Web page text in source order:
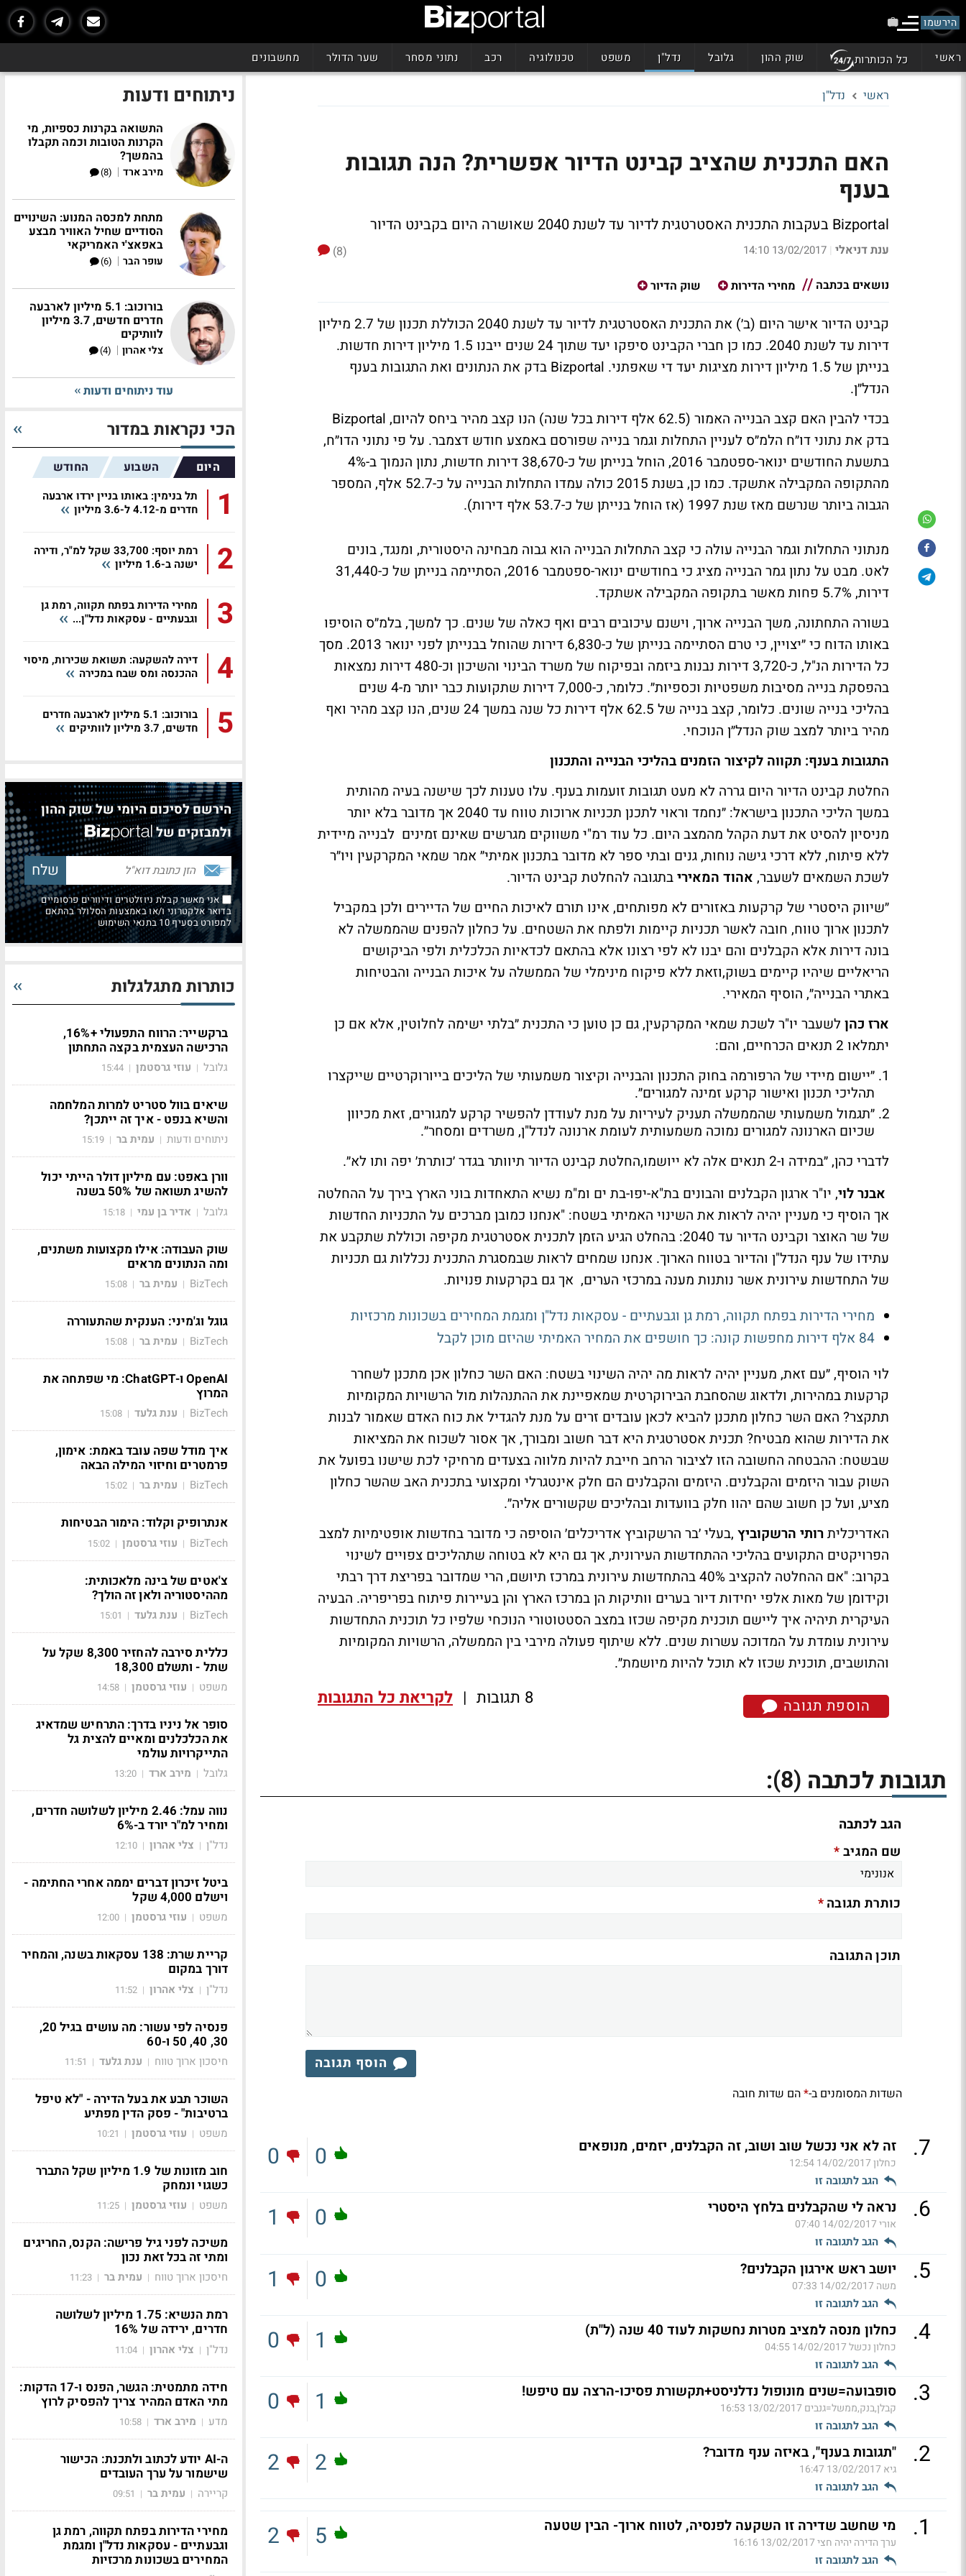
הירשמו
ראשי כל הכותרות שוק ההון גלובל נדל"ן משפט טכנולוגיה רכב נתוני מסחר שער הדולר מחשבונים
ראשי נדל"ן
האם התכנית שהציב קבינט הדיור אפשרית? הנה תגובות
בענף
Bizportal בעקבות התכנית האסטרטגית לדיור עד לשנת 2040 שאושרה היום בקבינט הדיור
ענת דניאלי |
13/02/2017 14:10
(8)
נושאים בכתבה
מחירי הדירות שוק הדיור
קבינט הדיור אישר היום (ב׳) את התכנית האסטרטגית לדיור עד לשנת 2040 הכוללת תכנון של 2.7 מיליון
דירות עד לשנת 2040. כמו כן חברי הקבינט סיפקו יעד שתוך 24 שנים ייבנו 1.5 מיליון דירות חדשות.
בנייתן של 1.5 מיליון דירות מציגות יעד די שאפתני. Bizportal בדק את הנתונים ואת התגובות בענף
הנדל״ן.
בכדי להבין האם קצב הבנייה האמור (62.5 אלף דירות בכל שנה) הנו קצב מהיר ביחס להיום, Bizportal
בדק את נתוני דו״ח הלמ״ס לעניין התחלות וגמר בנייה שפורסם באמצע חודש דצמבר. על פי נתוני הדו״ח,
בתשעת החודשים ינואר-ספטמבר 2016, הוחל בנייתן של כ-38,670 דירות חדשות, נתון הנמוך ב-4%
מהתקופה המקבילה אתשקד. כמו כן, בשנת 2015 כולה עמדו התחלות הבנייה על כ-52.7 אלף, המספר
הגבוה ביותר שנרשם מאז שנת 1997 (אז הוחל בנייתן של כ-53.7 אלף דירות).
מנתוני התחלות וגמר הבנייה עולה כי קצב התחלות הבנייה הוא גבוה מבחינה היסטורית, ומנגד, בונים
לאט. מבט על נתון גמר הבנייה מציג כי בחודשים ינואר-ספטמבר 2016, הסתיימה בנייתן של כ-31,440
דירות, 5.7% פחות מאשר בתקופה המקבילה אשתקד.
בשורה התחתונה, משך הבנייה ארוך, וישנם עיכובים רבים ואף כאלה של שנים. כך למשך, בלמ״ס הוסיפו
באותו הדוח כי ״יצויין, כי טרם הסתיימה בנייתן של כ-6,830 דירות שהוחל בבנייתן לפני ינואר 2013. מסך
כל הדירות הנ"ל, כ-3,720 דירות נבנות ביזמה ובפיקוח של משרד הבינוי והשיכון וכ-480 דירות נמצאות
בהפסקת בנייה מסיבות משפטיות וכספיות״. כלומר, כ-7,000 דירות שתקועות כבר יותר מ-4 שנים
בהליכי בנייה שונים. כלומר, קצב בנייה של 62.5 אלף דירות כל שנה במשך 24 שנים, הנו קצב מהיר ואף
מהיר ביותר למצב שוק הנדל״ן הנוכחי.
התגובות בענף: תקווה לקיצור הזמנים בהליכי הבנייה והתכנון
החלטת קבינט הדיור היום גררה לא מעט תגובות זועמות בענף. עלו טענות לכך שישנה בעיה מהותית
במשך הליכי התכנון בישראל: ״נחמד וראוי לתכנן תכניות ארוכות טווח עד 2040 אך מדובר בלא יותר
מניסיון להסיט את דעת הקהל מהמצב היום. כל עוד רמ"י משווקים מגרשים שאינם זמינים לבנייה מיידית
ללא פיתוח, ללא דרכי גישה נוחות, גנים ובתי ספר לא מדובר בתכנון אמיתי״ אמר שמאי המקרקעין ויו״ר
לשכת השמאים לשעבר, אהוד המאיריבתגובה להחלטת קבינט הדיור.
״שיווק היסטרי של קרקעות באזורים לא מפותחים, אינו תורם לאיכות החיים של הדיירים ולכן במקביל
לתכנון ארוך טווח, חובה לאשר תכניות קיימות ולפתח את השטחים. על כחלון להפנים שהממשלה לא
בונה דירות אלא הקבלנים והם יבנו לא לפי רצונו אלא בהתאם לכדאיות הכלכלית ולפי הביקושים
הריאליים שיהיו קיימים בשוק,וזאת ללא פיקוח מינימלי של הממשלה על איכות הבנייה והבטיחות
באתרי הבנייה״, הוסיף המאירי.
ארז כהן לשעבר יו"ר לשכת שמאי המקרקעין, גם כן טוען כי התכנית ״בלתי ישימה לחלוטין, אלא אם כן
יתמלאו 2 תנאים הכרחיים, והם:
״יישום מיידי של הרפורמה בחוק התכנון והבנייה וקיצור משמעותי של הליכים בייורוקרטיים שייקצרו
תהליכי תכנון ואישור קרקע זמינה למגורים״.
״תגמול משמעותי שהממשלה תעניק לעיריות על מנת לעודדן להפשיר קרקע למגורים, זאת מכיוון
שכיום הארנונה למגורים נמוכה משמעותית לעומת ארנונה לנדל"ן, משרדים ומסחר״.
לדברי כהן, ״במידה ו-2 תנאים אלה לא ייושמו,החלטת קבינט הדיור תיוותר בגדר ׳כותרת׳ יפה ותו לא״.
אבנר לוי, יו"ר ארגון הקבלנים והבונים בת"א-יפו-בת ים ומ"מ נשיא התאחדות בוני הארץ בירך על ההחלטה
אך הוסיף כי מעניין יהיה לראות את השינוי האמיתי בשטח: "אנחנו כמובן מברכים על התכניות החדשות
של שר האוצר וקבינט הדיור עד 2040: בהחלט הגיע הזמן לתכנית אסטרטגית מקיפה וכוללת שתקבע את
עתידו של ענף הנדל"ן והדיור בטווח הארוך. אנחנו שמחים לראות שבמסגרת התכנית נכללות גם תכניות
של התחדשות עירונית אשר נותנות מענה במרכזי הערים, אך גם בקרקעות פנויות.
מחירי הדירות בפתח תקווה, רמת גן וגבעתיים - עסקאות נדל"ן ומגמת המחירים בשכונות מרכזיות
84 אלף דירות מחפשות קונה: כך חושפים את המחיר האמיתי שהיזם מוכן לקבל
לוי הוסיף, ״עם זאת, מעניין יהיה לראות מה יהיה השינוי בשטח: האם השר כחלון אכן מתכנן לשחרר
קרקעות במהירות, ולדאוג שהסחבת הבירוקרטית שמאפיינת את ההתנהלות מול הרשויות המקומיות
תתקצר? האם השר כחלון מתכנן להביא לכאן עובדים זרים על מנת להגדיל את כוח האדם שאמור לבנות
את הדירות שהוא מבטיח? תכנית אסטרטגית היא דבר חשוב ומבורך, אך אסור לשכוח את המציאות
שבשטח: ההבטחה החשובה הזו לציבור הרחב חייבת להיות מלווה בצעדים מרחיקי לכת שישנו בפועל את
השוק עבור היזמים והקבלנים. היזמים והקבלנים הם חלק אינטגרלי ומקצועי בתכנית האב שהשר כחלון
מציע, ועל כן חשוב שהם יהוו חלק בוועדות ובהליכים שקשורים אליה״.
האדריכליתרותי הרשקוביץ ,בעלי ׳בר הרשקוביץ אדריכלים׳ הוסיפה כי מדובר בחדשות אופטימיות למצב
הפרויקטים התקועים בהליכי ההתחדשות העירונית, אך גם היא לא בטוחה שתהליכים צפויים לשינוי
בקרוב: "אם ההחלטה להקציב 40% בהתחדשות עירונית במרכז תיושם, הרי שמדובר בפריצת דרך רבתי
וקידומן של מאות אלפי יחידות דיור בערים וותיקות הן במרכז הארץ והן בעיירות פיתוח בפריפריה. הבעיה
העיקרית תיהיה איך ליישם תוכנית מקיפה שכזו במצב הסטטוטורי הנוכחי שלפיו כל תוכנית התחדשות
עירונית עומדת על המדוכה עשרות שנים. ללא שיתוף פעולה מירבי בין הממשלה, הרשויות המקומיות
והתושבים, תוכנית שכזו לא תוכל להיות מיושמת״.
הוספת תגובה 8 תגובות | לקריאת כל התגובות
תגובות לכתבה (8)
:
הגב לכתבה
שם המגיב*
כותרת תגובה*
תוכן התגובה
הוסף תגובה
השדות המסומנים ב-*הם שדות חובה
7
. זה לא אני נכשל שוב ושוב, זה הקבלנים, יזמים, מנופאים
כחלון14/02/2017 12:54
הגב לתגובה זו
0
0
6
. נראה לי שהקבלנים בלחץ היסטרי
אורי14/02/2017 07:40
הגב לתגובה זו
0
1
5
. יושב ראש אירגון הקבלנים?
משה 14/02/2017 07:33
הגב לתגובה זו
0
1
4
. כחלון מנסה למציב מטרות נחשקות לעוד 40 שנה (ל"ת)
כחלון נכשל14/02/2017 04:55
הגב לתגובה זו
1
0
3
. סופבועה=שנים מונופול נדלניסט+תקשורת פסיכו-הרצה עם טיפש!
קבלן,בנק,ממשל=גנבים 13/02/2017 16:53
הגב לתגובה זו
1
0
2
. "תגובות בענף", באיזה ענף מדובר?
גיא 13/02/2017 16:47
הגב לתגובה זו
2
2
1
. מי שחשב שדירה זו השקעה לפנסיה, לטווח ארוך- הבין שטעה
ערך הדירה יהיה חצי13/02/2017 16:16
הגב לתגובה זו
5
2
ניתוחים ודעות
התשואה בקרנות כספיות, מי
הקרנות הטובות וכמה תקבלו
בהמשך?
מירב ארד |
(8)
מתחת למכסה המנוע: השינויים
הסודיים שחיל האוויר מבצע
באפאצ'י האמריקאי
עופר הבר |
(6)
בורוכוב: 5.1 מיליון לארבעה
חדרים חדשים, 3.7 מיליון
לוותיקים
צלי אהרון |
(4)
עוד ניתוחים ודעות
הכי נקראות במדור
היום השבוע החודש
1
תל בנימין: באותו בניין ירדו ארבעה
חדרים מ-4.12 ל-3.6 מיליון
2
רמת יוסף: 33,700 שקל למ"ר, ודירה
ישנה ב-1.6 מיליון
3
מחירי הדירות בפתח תקווה, רמת גן
וגבעתיים - עסקאות נדל"ן...
4
דירה להשקעה: תשואת שכירות, מיסוי
ההכנסה ומס שבח במכירה
5
בורוכוב: 5.1 מיליון לארבעה חדרים
חדשים, 3.7 מיליון לוותיקים
הירשם לסיכום היומי של שוק ההון
ולמבזקים של
אני מאשר קבלת ניוזלטרים ודיוורים פרסומיים
בדואר אלקטרוני ו/או באמצעות הסלולר בהתאם
למפורט בסעיף 10 בתנאי השימוש
כותרות מתגלגלות
ברקשייר: הרווח התפעולי +16%,
הרכישה העצמית בקצה התחתון
גלובל | עוזי גרסטמן |
15:44
שיאים בוול סטריט למרות המלחמה
והשיא בנפט - איך זה ייתכן?
ניתוחים ודעות | עמית בר |
15:19
וורן באפט: עם מיליון דולר הייתי יכול
להשיג תשואה של 50% בשנה
גלובל | אדיר בן עמי |
15:18
שוק העבודה: אילו מקצועות משתנים,
ומה הנתונים מראים
BizTech
| עמית בר |
15:08
גוגל וג'מיני: הענקית שהתעוררה
BizTech
| עמית בר |
15:08
OpenAI ו-ChatGPT: מי שפתחה את
המרוץ
BizTech
| ענת גלעד |
15:08
איך מודל שפה עובד באמת: אימון,
פרמטרים וחיזוי המילה הבאה
BizTech
| עמית בר |
15:02
אנתרופיק וקלוד: הימור הבטיחות
BizTech
| עוזי גרסטמן |
15:02
צ'אטים של בינה מלאכותית:
מההיסטוריה ולאן זה הולך?
BizTech
| ענת גלעד |
15:01
כללית סירבה להחזיר 8,300 שקל על
שתל - ותשלם 18,300
משפט | עוזי גרסטמן |
14:58
סופר אל ניניו בדרך: התרחיש שמדאיג
את הכלכלנים ומאיים להצית גל
התייקרויות עולמי
גלובל | מירב ארד |
13:20
נווה עמל: 2.46 מיליון לשלושה חדרים,
ומחיר למ"ר יורד ב-6%
נדל"ן | צלי אהרון |
12:10
ביטל זיכרון דברים יממה אחרי החתימה -
וישלם 4,000 שקל
משפט | עוזי גרסטמן |
12:00
קריית שרת: 138 עסקאות בשנה, והמחיר
דורך במקום
נדל"ן | צלי אהרון |
11:52
פנסיה לפי עשור: מה עושים בגיל 20,
30, 40, 50 ו-60
חיסכון ארוך טווח | ענת גלעד |
11:51
השוכר תבע את בעל הדירה - "לא טיפל
ברטיבות" - פסק הדין מפתיע
משפט | עוזי גרסטמן |
10:21
חוב מזונות של 1.9 מיליון שקל התברר
כשגוי ונמחק
משפט | עוזי גרסטמן |
11:25
משיכה לפני גיל פרישה: הקנס, החריגים
ומתי זה בכל זאת נכון
חיסכון ארוך טווח | עמית בר |
11:23
רמת הנשיא: 1.75 מיליון לשלושה
חדרים, ירידה של 16%
נדל"ן | צלי אהרון |
11:04
חידה מתמטית: הגשר, הפנס ו-17 הדקות:
מתי האדם המהיר צריך להפסיק לרוץ
מדע | מירב ארד |
10:58
ה-AI יודע לכתוב ולתכנת: הכישור
שישמור על ערך העובדים
קריירה | עמית בר |
09:51
מחירי הדירות בפתח תקווה, רמת גן
וגבעתיים - עסקאות נדל"ן ומגמת
המחירים בשכונות מרכזיות